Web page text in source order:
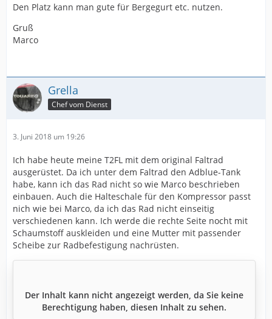
Den Platz kann man gute für Bergegurt etc. nutzen.
Gruß
Marco
Grella
Chef vom Dienst
3. Juni 2018 um 19:26
Ich habe heute meine T2FL mit dem original Faltrad
ausgerüstet. Da ich unter dem Faltrad den Adblue-Tank
habe, kann ich das Rad nicht so wie Marco beschrieben
einbauen. Auch die Halteschale für den Kompressor passt
nich wie bei Marco, da ich das Rad nicht einseitig
verschiedenen kann. Ich werde die rechte Seite nocht mit
Schaumstoff auskleiden und eine Mutter mit passender
Scheibe zur Radbefestigung nachrüsten.
Der Inhalt kann nicht angezeigt werden, da Sie keine
Berechtigung haben, diesen Inhalt zu sehen.